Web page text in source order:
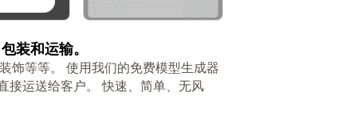
装和运输。
饰等等。 使用我们的免费模型生成器
接运送给客户。 快速、简单、无风